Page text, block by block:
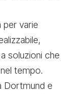
per varie
soluzioni che
tempo.
Dortmund e